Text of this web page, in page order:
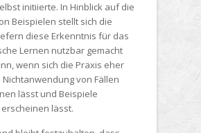
initiierte. In Hinblick auf die
Beispielen stellt sich die
diese Erkenntnis für das
Lernen nutzbar gemacht
wenn sich die Praxis eher
von Fällen
lässt und Beispiele
lässt.